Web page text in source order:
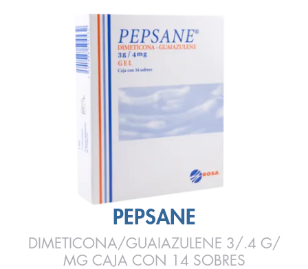
PEPSANE
DIMETICONA/GUAIAZULENE 3/.4 G/
MG CAJA CON 14 SOBRES